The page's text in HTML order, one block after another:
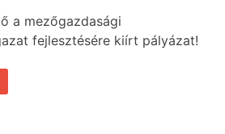
a mezőgazdasági
fejlesztésére kiírt pályázat!